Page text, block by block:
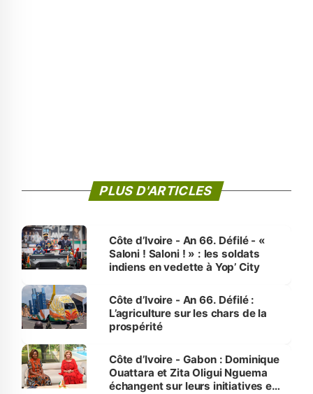
PLUS D'ARTICLES
Côte d’Ivoire - An 66. Défilé - «
Saloni ! Saloni ! » : les soldats
indiens en vedette à Yop’ City
Côte d’Ivoire - An 66. Défilé :
L’agriculture sur les chars de la
prospérité
Côte d’Ivoire - Gabon : Dominique
Ouattara et Zita Oligui Nguema
échangent sur leurs initiatives en